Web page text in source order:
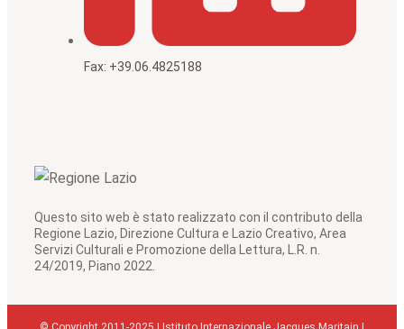
Fax: +39.06.4825188
Questo sito web è stato realizzato con il contributo della
Regione Lazio, Direzione Cultura e Lazio Creativo, Area
Servizi Culturali e Promozione della Lettura, L.R. n.
24/2019, Piano 2022.